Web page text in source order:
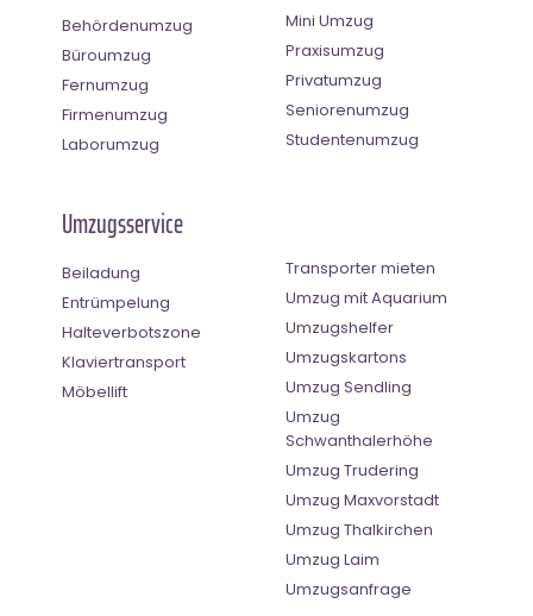
Behördenumzug
Büroumzug
Fernumzug
Firmenumzug
Laborumzug
Mini Umzug
Praxisumzug
Privatumzug
Seniorenumzug
Studentenumzug
Umzugsservice
Beiladung
Entrümpelung
Halteverbotszone
Klaviertransport
Möbellift
Transporter mieten
Umzug mit Aquarium
Umzugshelfer
Umzugskartons
Umzug Sendling
Umzug
Schwanthalerhöhe
Umzug Trudering
Umzug Maxvorstadt
Umzug Thalkirchen
Umzug Laim
Umzugsanfrage